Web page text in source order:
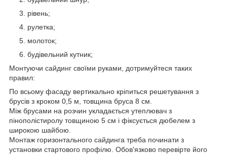
рівень;
рулетка;
молоток;
будівельний кутник;
Монтуючи сайдинг своїми руками, дотримуйтеся таких
правил:
По всьому фасаду вертикально кріпиться решетування з
брусів з кроком 0,5 м, товщина бруса 8 см.
Між брусами на розчин укладається утеплювач з
пінополістиролу товщиною 5 см і фіксується дюбелем з
широкою шайбою.
Монтаж горизонтального сайдинга треба починати з
установки стартового профілю. Обов'язково перевірте його